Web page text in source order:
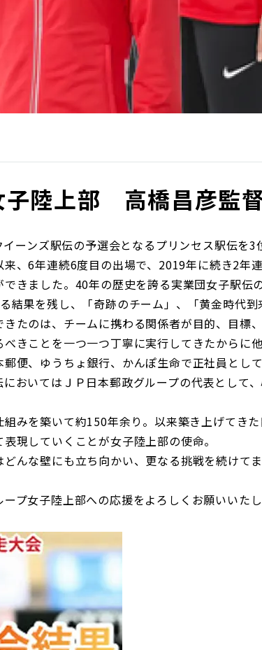
陸上部 高橋昌彦監督
ーンズ駅伝の予選会となるプリンセス駅伝を3
、6年連続6度目の出場で、2019年に続き2年
きました。40年の歴史を誇る実業団女子駅伝
結果を残し、「奇跡のチーム」、「黄金時代
たのは、チームに携わる関係者が目的、目標
きことを一つ一つ丁寧に実行してきたからに他
便、ゆうちょ銀行、かんぽ生命で正社員とし
おいてはＪＰ日本郵政グループの代表として
みを築いて約150年余り。以来築き上げてき
現していくことが女子陸上部の使命。
んな壁にも立ち向かい、更なる挑戦を続けてま
プ女子陸上部への応援をよろしくお願いいたし